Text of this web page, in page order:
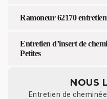
Ramoneur 62170
Entretien d’insert de
Petites
NOUS
Entretien de